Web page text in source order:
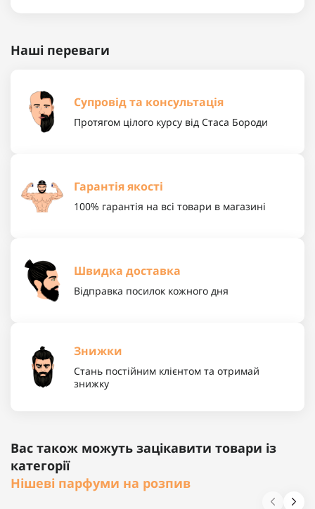
Наші переваги
Супровід та консультація
Протягом цілого курсу від Стаса Бороди
Гарантія якості
100% гарантія на всі товари в магазині
Швидка доставка
Відправка посилок кожного дня
Знижки
Стань постійним клієнтом та отримай
знижку
Вас також можуть зацікавити товари із
категорії
Нішеві парфуми на розпив